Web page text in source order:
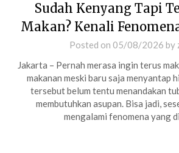
Sudah Kenyang Tapi
Makan? Kenali
Posted on 05/08/2026 by
Jakarta – Pernah merasa ingin terus
makanan meski baru saja menyantap
tersebut belum tentu menandakan
membutuhkan asupan. Bisa jadi,
mengalami fenomena yang